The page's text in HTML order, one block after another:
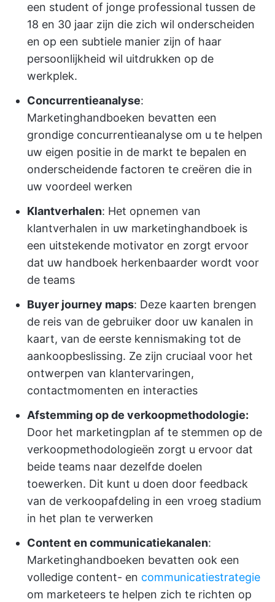
een student of jonge professional tussen de
18 en 30 jaar zijn die zich wil onderscheiden
en op een subtiele manier zijn of haar
persoonlijkheid wil uitdrukken op de
werkplek.
Concurrentieanalyse:
Marketinghandboeken bevatten een
grondige concurrentieanalyse om u te helpen
uw eigen positie in de markt te bepalen en
onderscheidende factoren te creëren die in
uw voordeel werken
Klantverhalen: Het opnemen van
klantverhalen in uw marketinghandboek is
een uitstekende motivator en zorgt ervoor
dat uw handboek herkenbaarder wordt voor
de teams
Buyer journey maps: Deze kaarten brengen
de reis van de gebruiker door uw kanalen in
kaart, van de eerste kennismaking tot de
aankoopbeslissing. Ze zijn cruciaal voor het
ontwerpen van klantervaringen,
contactmomenten en interacties
Afstemming op de verkoopmethodologie:
Door het marketingplan af te stemmen op de
verkoopmethodologieën zorgt u ervoor dat
beide teams naar dezelfde doelen
toewerken. Dit kunt u doen door feedback
van de verkoopafdeling in een vroeg stadium
in het plan te verwerken
Content en communicatiekanalen:
Marketinghandboeken bevatten ook een
volledige content- en communicatiestrategie
om marketeers te helpen zich te richten op